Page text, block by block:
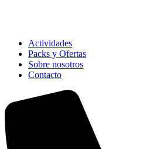
Actividades
Packs y Ofertas
Sobre nosotros
Contacto